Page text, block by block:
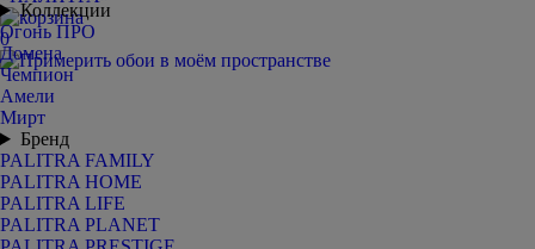
0
Коллекции
Огонь ПРО
Домена
Чемпион
Амели
Мирт
Бренд
PALITRA FAMILY
PALITRA HOME
PALITRA LIFE
PALITRA PLANET